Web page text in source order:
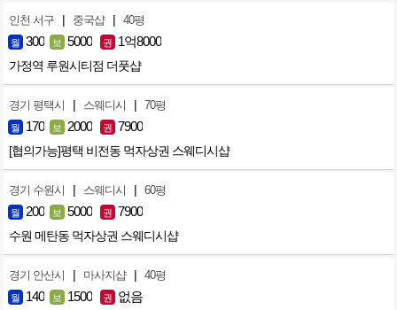
인천 서구 | 중국샵 | 40평
월 300 보 5000 권 1억8000
가정역 루원시티점 더풋샵
경기 평택시 | 스웨디시 | 70평
월 170 보 2000 권 7900
[협의가능]평택 비전동 먹자상권 스웨디시샵
경기 수원시 | 스웨디시 | 60평
월 200 보 5000 권 7900
수원 메탄동 먹자상권 스웨디시샵
경기 안산시 | 마사지샵 | 40평
월 140 보 1500 권 없음